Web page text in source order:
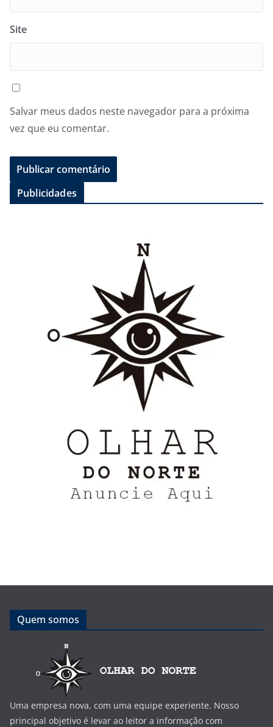
Site
Salvar meus dados neste navegador para a próxima
vez que eu comentar.
Publicidades
Quem somos
Uma empresa nova, com uma equipe experiente. Nosso
principal objetivo é levar ao leitor a informação com